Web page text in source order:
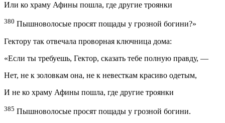
Или ко храму Афины пошла, где другие троянки
380 Пышноволосые просят пощады у грозной богини?»
Гектору так отвечала проворная ключница дома:
«Если ты требуешь, Гектор, сказать тебе полную правду, —
Нет, не к золовкам она, не к невесткам красиво одетым,
И не ко храму Афины пошла, где другие троянки
385 Пышноволосые просят пощады у грозной богини.